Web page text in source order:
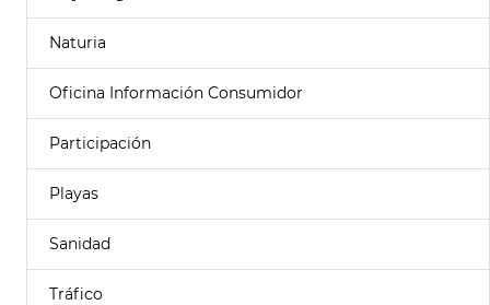
Naturia
Oficina Información Consumidor
Participación
Playas
Sanidad
Tráfico